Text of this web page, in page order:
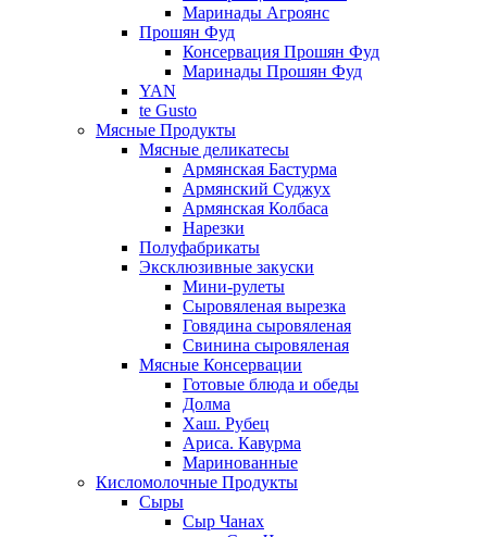
Маринады Агроянс
Прошян Фуд
Консервация Прошян Фуд
Маринады Прошян Фуд
YAN
te Gusto
Мясные Продукты
Мясные деликатесы
Армянская Бастурма
Армянский Суджух
Армянская Колбаса
Нарезки
Полуфабрикаты
Эксклюзивные закуски
Мини-рулеты
Сыровяленая вырезка
Говядина сыровяленая
Свинина сыровяленая
Мясные Консервации
Готовые блюда и обеды
Долма
Хаш. Рубец
Ариса. Кавурма
Маринованные
Кисломолочные Продукты
Сыры
Сыр Чанах